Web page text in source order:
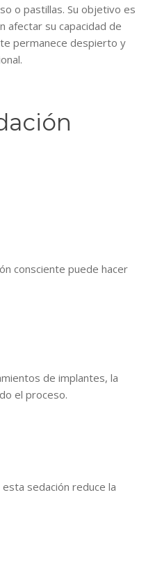
o pastillas. Su objetivo es
afectar su capacidad de
permanece despierto y
consciente puede hacer
de implantes, la
el proceso.
sedación reduce la